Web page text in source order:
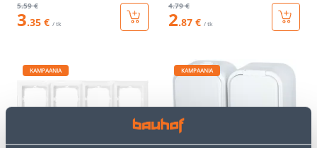
5.59 €
3.35 € / tk
4.79 €
2.87 € / tk
KAMPAANIA KAMPAANIA